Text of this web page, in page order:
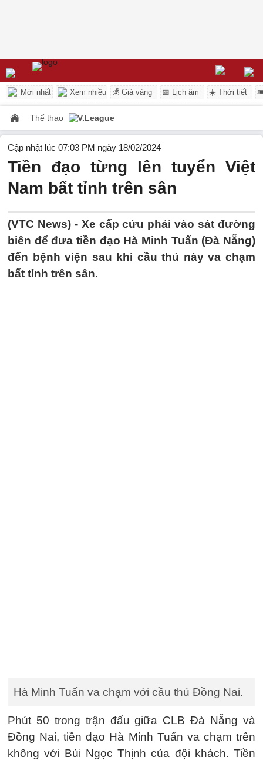
Mới nhất Xem nhiều 💰 Giá vàng 📅 Lịch âm ☀️ Thời tiết
Thể thao V.League
Cập nhật lúc 07:03 PM ngày 18/02/2024
Tiền đạo từng lên tuyển Việt
Nam bất tỉnh trên sân
(VTC News) - Xe cấp cứu phải vào sát đường
biên để đưa tiền đạo Hà Minh Tuấn (Đà Nẵng)
đến bệnh viện sau khi cầu thủ này va chạm
bất tỉnh trên sân.
Hà Minh Tuấn va chạm với cầu thủ Đồng Nai.
Phút 50 trong trận đấu giữa CLB Đà Nẵng và
Đồng Nai, tiền đạo Hà Minh Tuấn va chạm trên
không với Bùi Ngọc Thịnh của đội khách. Tiền